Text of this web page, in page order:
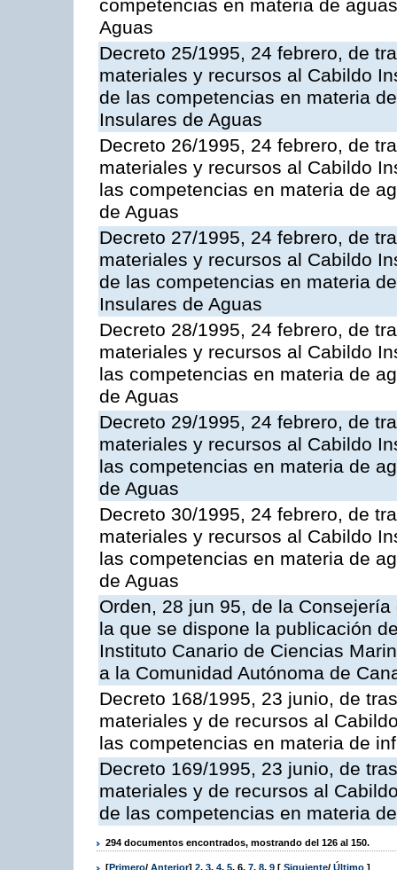
competencias en materia de
Aguas
Decreto 25/1995, 24 febrero, de
materiales y recursos al Cabildo
de las competencias en materia
Insulares de Aguas
Decreto 26/1995, 24 febrero, de
materiales y recursos al Cabildo
las competencias en materia de
de Aguas
Decreto 27/1995, 24 febrero, de
materiales y recursos al Cabildo
de las competencias en materia
Insulares de Aguas
Decreto 28/1995, 24 febrero, de
materiales y recursos al Cabildo
las competencias en materia de
de Aguas
Decreto 29/1995, 24 febrero, de
materiales y recursos al Cabildo
las competencias en materia de
de Aguas
Decreto 30/1995, 24 febrero, de
materiales y recursos al Cabildo
las competencias en materia de
de Aguas
Orden, 28 jun 95, de la
la que se dispone la publicación
Instituto Canario de Ciencias
a la Comunidad Autónoma de
Decreto 168/1995, 23 junio, de
materiales y de recursos al
las competencias en materia de
Decreto 169/1995, 23 junio, de
materiales y de recursos al
de las competencias en materia
294 documentos encontrados, mostrando del 126 al 150.
[Primero/ Anterior] 2, 3, 4, 5, 6, 7, 8, 9 [ Siguiente/ Último ]